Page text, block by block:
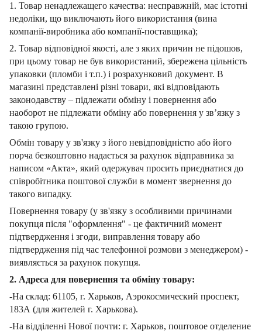
1. Товар ненадлежащего качества: несправжній, має істотні
недоліки, що виключають його використання (вина
компанії-виробника або компанії-поставщика);
2. Товар відповідної якості, але з яких причин не підошов,
при цьому товар не був використаний, збережена цільність
упаковки (пломби і т.п.) і розрахунковий документ. В
магазині представлені різні товари, які відповідають
законодавству – підлежати обміну і повернення або
наоборот не підлежати обміну або повернення у зв’язку з
такою групою.
Обмін товару у зв'язку з його невідповідністю або його
порча безкоштовно надається за рахунок відправника за
написом «Акта», який одержувач просить приєднатися до
співробітника поштової служби в момент звернення до
такого випадку.
Повернення товару (у зв'язку з особливими причинами
покупця після "оформлення" - це фактичний момент
підтвердження і згоди, виправлення товару або
підтвердження під час телефонної розмови з менеджером) -
виявляється за рахунок покупця.
2. Адреса для повернення та обміну товару:
-На склад: 61105, г. Харьков, Аэрокосмический проспект,
183А (для жителей г. Харькова).
-На відділенні Нової почти: г. Харьков, поштовое отделение